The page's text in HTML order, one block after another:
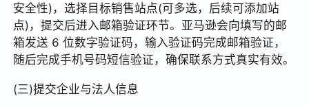
安全性)，选择目标销售站点(可多选，后续可添加站
点)，提交后进入邮箱验证环节。亚马逊会向填写的邮
箱发送 6 位数字验证码，输入验证码完成邮箱验证，
随后完成手机号码短信验证，确保联系方式真实有效。
(三)提交企业与法人信息